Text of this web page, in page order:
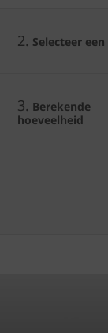
2. Selecteer
3. Berekende
hoeveelheid